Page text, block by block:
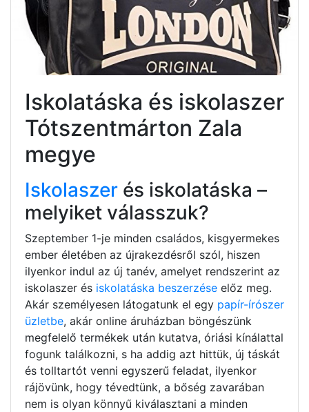
Iskolatáska és iskolaszer
Tótszentmárton Zala
megye
Iskolaszer és iskolatáska –
melyiket válasszuk?
Szeptember 1-je minden családos, kisgyermekes
ember életében az újrakezdésről szól, hiszen
ilyenkor indul az új tanév, amelyet rendszerint az
iskolaszer és iskolatáska beszerzése előz meg.
Akár személyesen látogatunk el egy papír-írószer
üzletbe, akár online áruházban böngészünk
megfelelő termékek után kutatva, óriási kínálattal
fogunk találkozni, s ha addig azt hittük, új táskát
és tolltartót venni egyszerű feladat, ilyenkor
rájövünk, hogy tévedtünk, a bőség zavarában
nem is olyan könnyű kiválasztani a minden